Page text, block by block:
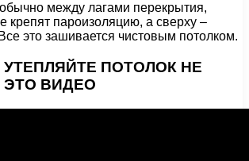
между лагами перекрытия,
крепят пароизоляцию, а сверху –
это зашивается чистовым потолком.
ПОТОЛОК НЕ
ВИДЕО